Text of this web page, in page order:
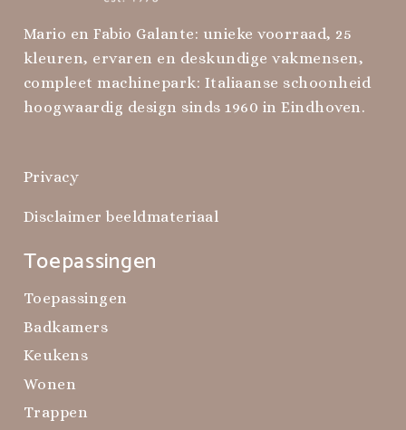
Mario en Fabio Galante: unieke voorraad, 25
kleuren, ervaren en deskundige vakmensen,
compleet machinepark: Italiaanse schoonheid
hoogwaardig design sinds 1960 in Eindhoven.
Privacy
Disclaimer beeldmateriaal
Toepassingen
Toepassingen
Badkamers
Keukens
Wonen
Trappen